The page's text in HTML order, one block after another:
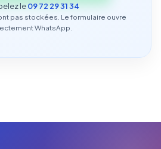
le09 72 29 31 34
pas stockées. Le formulaire ouvre
WhatsApp.